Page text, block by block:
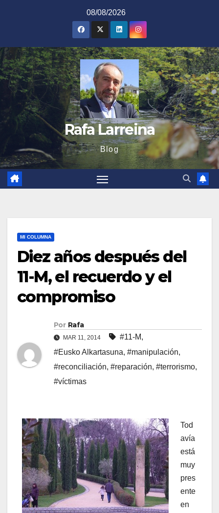
08/08/2026
Rafa Larreina
Blog
MI COLUMNA
Diez años después del
11-M, el recuerdo y el
compromiso
Por Rafa
MAR 11, 2014 #11-M,
#Eusko Alkartasuna, #manipulación,
#reconciliación, #reparación, #terrorismo,
#ví­ctimas
Tod
aví­a
está
muy
pres
ente
en